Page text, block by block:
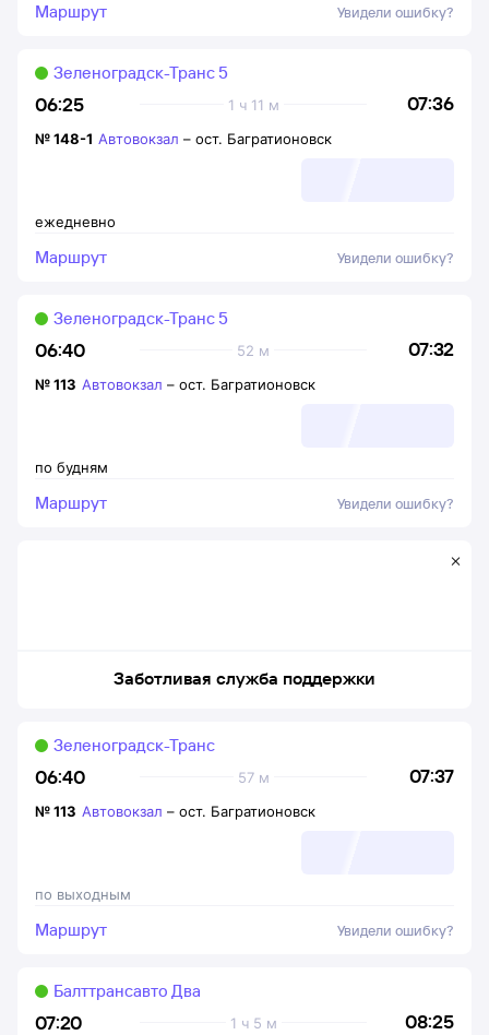
Маршрут Увидели ошибку?
06:25 07:36
1 ч 11 м
Зеленоградск-Транс 5
ежедневно
№148-1 Автовокзал – ост. Багратионовск
Маршрут Увидели ошибку?
06:40 07:32
52 м
Зеленоградск-Транс 5
по будням
№113 Автовокзал – ост. Багратионовск
Маршрут Увидели ошибку?
Заботливая служба поддержки
06:40 07:37
57 м
Зеленоградск-Транс
по выходным
№113 Автовокзал – ост. Багратионовск
Маршрут Увидели ошибку?
07:20 08:25
1 ч 5 м
Балттрансавто Два